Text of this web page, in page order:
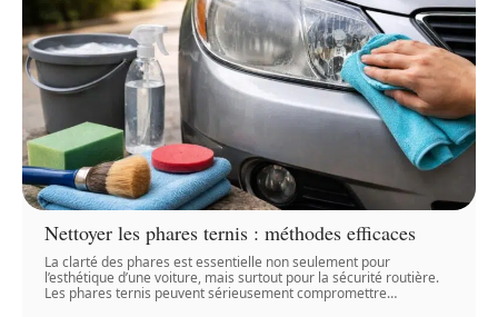
Nettoyer les phares ternis : méthodes efficaces
La clarté des phares est essentielle non seulement pour
l’esthétique d’une voiture, mais surtout pour la sécurité routière.
Les phares ternis peuvent sérieusement compromettre…